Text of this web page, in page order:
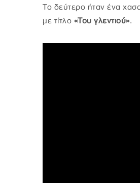
Το δεύτερο ήταν ένα
με τίτλο «Του γλεντιού».